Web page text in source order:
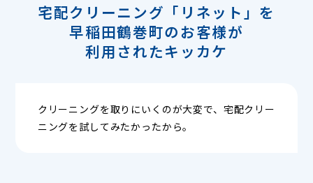
宅配クリーニング「リネット」を
早稲田鶴巻町のお客様が
利用されたキッカケ
クリーニングを取りにいくのが大変で、宅配クリー
ニングを試してみたかったから。